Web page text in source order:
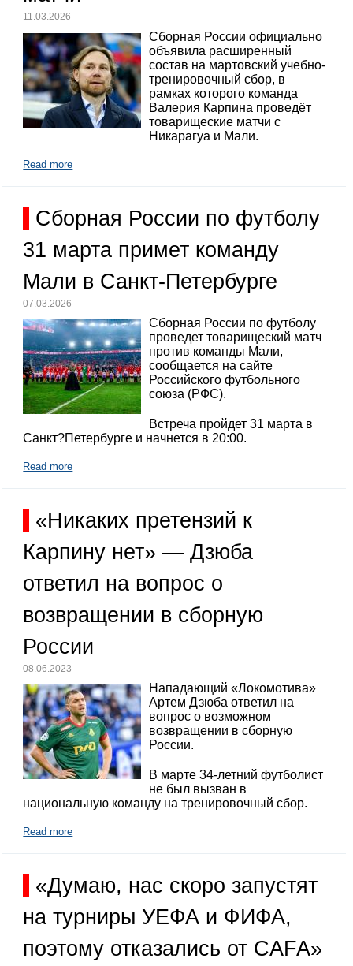
11.03.2026
Сборная России официально
объявила расширенный
состав на мартовский учебно-
тренировочный сбор, в
рамках которого команда
Валерия Карпина проведёт
товарищеские матчи с
Никарагуа и Мали.
Read more
Сборная России по футболу
31 марта примет команду
Мали в Санкт-Петербурге
07.03.2026
Сборная России по футболу
проведет товарищеский матч
против команды Мали,
сообщается на сайте
Российского футбольного
союза (РФС).
Встреча пройдет 31 марта в
Санкт?Петербурге и начнется в 20:00.
Read more
«Никаких претензий к
Карпину нет» — Дзюба
ответил на вопрос о
возвращении в сборную
России
08.06.2023
Нападающий «Локомотива»
Артем Дзюба ответил на
вопрос о возможном
возвращении в сборную
России.
В марте 34-летний футболист
не был вызван в
национальную команду на тренировочный сбор.
Read more
«Думаю, нас скоро запустят
на турниры УЕФА и ФИФА,
поэтому отказались от CAFA»